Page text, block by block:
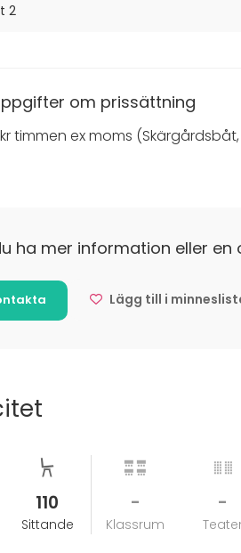
2
om prissättning
timmen ex moms
ha mer information eller en
Lägg till i
110
Sittande
-
Klassrum
-